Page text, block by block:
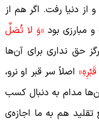
دنیا رفت. اگر هم از
بود«وَ لا تُصَلِّ
حق نداری برای آن‌ها
اصلاً سر قبر او نرو،
مدام به دنبال کسب
هم به ما اجازه‌ی